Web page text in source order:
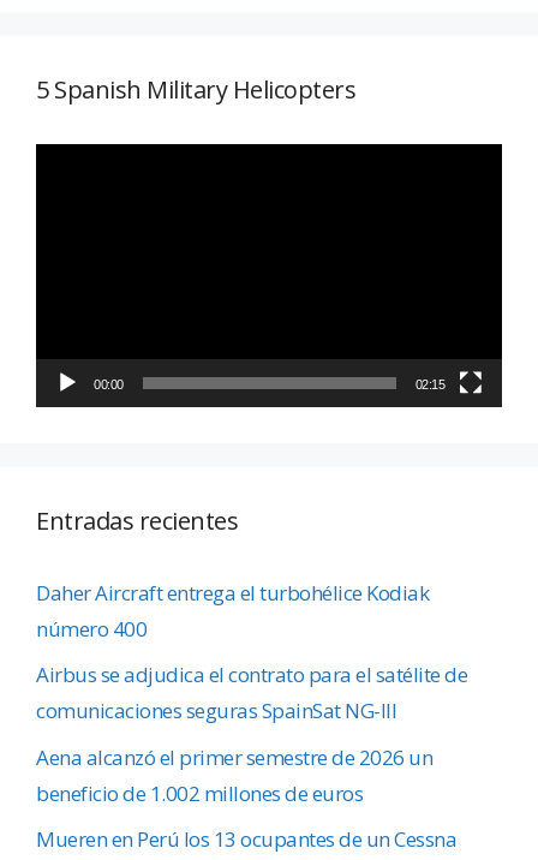
5 Spanish Military Helicopters
00:00 02:15
Entradas recientes
Daher Aircraft entrega el turbohélice Kodiak
número 400
Airbus se adjudica el contrato para el satélite de
comunicaciones seguras SpainSat NG-III
Aena alcanzó el primer semestre de 2026 un
beneficio de 1.002 millones de euros
Mueren en Perú los 13 ocupantes de un Cessna